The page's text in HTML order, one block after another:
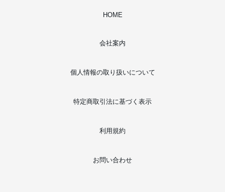
HOME
会社案内
個人情報の取り扱いについて
特定商取引法に基づく表示
利用規約
お問い合わせ